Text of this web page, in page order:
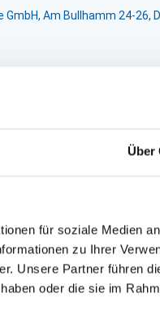
Über
für soziale Medien
zu Ihrer
Unsere Partner führen
oder die sie im
GmbH, Am Bullhamm 24-26,